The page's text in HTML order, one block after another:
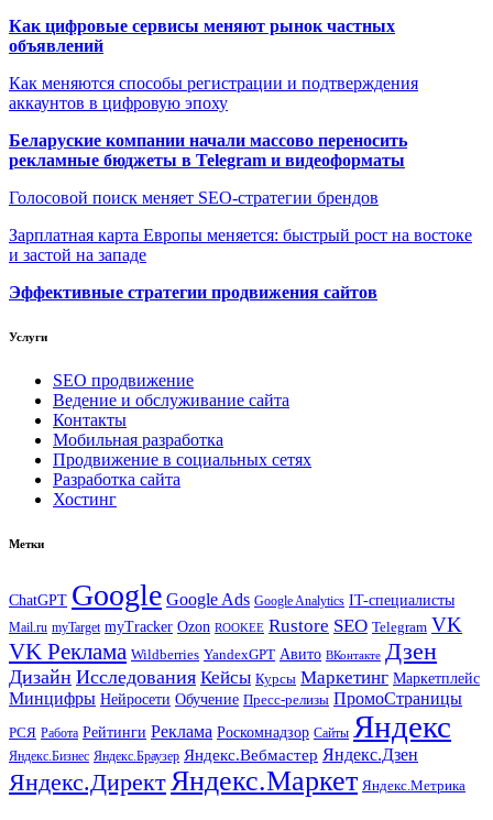
Как цифровые сервисы меняют рынок частных
объявлений
Как меняются способы регистрации и подтверждения
аккаунтов в цифровую эпоху
Беларуские компании начали массово переносить
рекламные бюджеты в Telegram и видеоформаты
Голосовой поиск меняет SEO-стратегии брендов
Зарплатная карта Европы меняется: быстрый рост на востоке
и застой на западе
Эффективные стратегии продвижения сайтов
Услуги
SEO продвижение
Ведение и обслуживание сайта
Контакты
Мобильная разработка
Продвижение в социальных сетях
Разработка сайта
Хостинг
Метки
ChatGPT Google Google Ads Google Analytics IT-специалисты
Mail.ru myTarget myTracker Ozon ROOKEE Rustore SEO Telegram VK
VK Реклама Wildberries YandexGPT Авито ВКонтакте Дзен
Дизайн Исследования Кейсы Курсы Маркетинг Маркетплейс
Минцифры Нейросети Обучение Пресс-релизы ПромоСтраницы
РСЯ Работа Рейтинги Реклама Роскомнадзор Сайты Яндекс
Яндекс.Бизнес Яндекс.Браузер Яндекс.Вебмастер Яндекс.Дзен
Яндекс.ДиректЯндекс.Маркет Яндекс.Метрика